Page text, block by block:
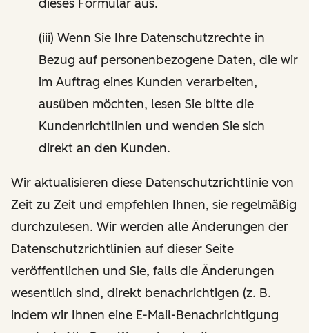
dieses Formular aus.
(iii) Wenn Sie Ihre Datenschutzrechte in
Bezug auf personenbezogene Daten, die wir
im Auftrag eines Kunden verarbeiten,
ausüben möchten, lesen Sie bitte die
Kundenrichtlinien und wenden Sie sich
direkt an den Kunden.
Wir aktualisieren diese Datenschutzrichtlinie von
Zeit zu Zeit und empfehlen Ihnen, sie regelmäßig
durchzulesen. Wir werden alle Änderungen der
Datenschutzrichtlinien auf dieser Seite
veröffentlichen und Sie, falls die Änderungen
wesentlich sind, direkt benachrichtigen (z. B.
indem wir Ihnen eine E-Mail-Benachrichtigung